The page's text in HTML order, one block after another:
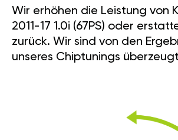
Wir erhöhen die Leistung von
2011-17 1.0i (67PS) oder
zurück. Wir sind von den
unseres Chiptunings